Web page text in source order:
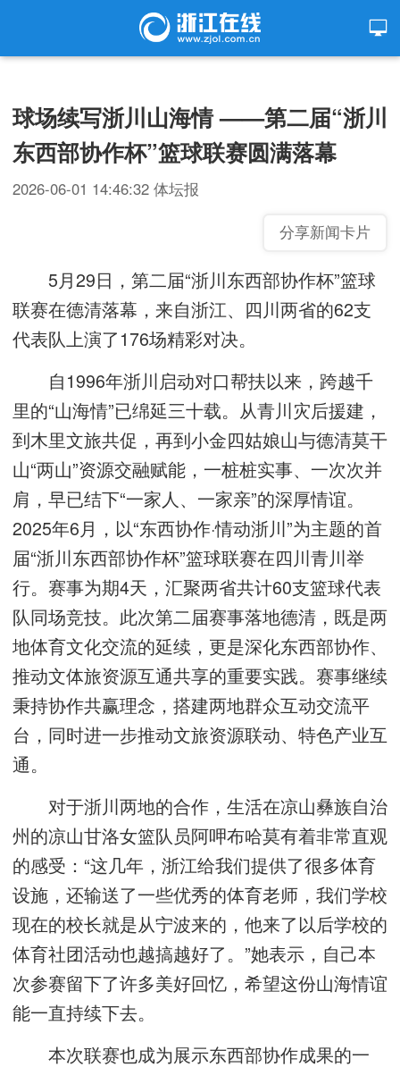
球场续写浙川山海情 ——第二届“浙川
东西部协作杯”篮球联赛圆满落幕
2026-06-01 14:46:32 体坛报
分享新闻卡片
5月29日，第二届“浙川东西部协作杯”篮球
联赛在德清落幕，来自浙江、四川两省的62支
代表队上演了176场精彩对决。
自1996年浙川启动对口帮扶以来，跨越千
里的“山海情”已绵延三十载。从青川灾后援建，
到木里文旅共促，再到小金四姑娘山与德清莫干
山“两山”资源交融赋能，一桩桩实事、一次次并
肩，早已结下“一家人、一家亲”的深厚情谊。
2025年6月，以“东西协作·情动浙川”为主题的首
届“浙川东西部协作杯”篮球联赛在四川青川举
行。赛事为期4天，汇聚两省共计60支篮球代表
队同场竞技。此次第二届赛事落地德清，既是两
地体育文化交流的延续，更是深化东西部协作、
推动文体旅资源互通共享的重要实践。赛事继续
秉持协作共赢理念，搭建两地群众互动交流平
台，同时进一步推动文旅资源联动、特色产业互
通。
对于浙川两地的合作，生活在凉山彝族自治
州的凉山甘洛女篮队员阿呷布哈莫有着非常直观
的感受：“这几年，浙江给我们提供了很多体育
设施，还输送了一些优秀的体育老师，我们学校
现在的校长就是从宁波来的，他来了以后学校的
体育社团活动也越搞越好了。”她表示，自己本
次参赛留下了许多美好回忆，希望这份山海情谊
能一直持续下去。
本次联赛也成为展示东西部协作成果的一